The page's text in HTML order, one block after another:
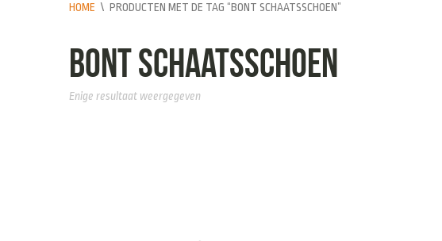
HOME \ PRODUCTEN MET DE TAG “BONT SCHAATSSCHOEN”
Bont schaatsschoen
Enige resultaat weergegeven